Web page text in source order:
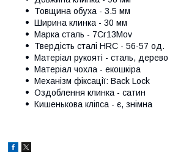
Товщина обуха - 3.5 мм
Ширина клинка - 30 мм
Марка сталь - 7Cr13Mov
Твердість сталі HRC - 56-57 од.
Матеріал рукояті - сталь, дерево
Матеріал чохла - екошкіра
Механізм фіксації: Back Lock
Оздоблення клинка - сатин
Кишенькова кліпса - є, знімна